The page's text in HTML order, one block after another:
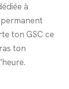
à
ton GSC ce
ton